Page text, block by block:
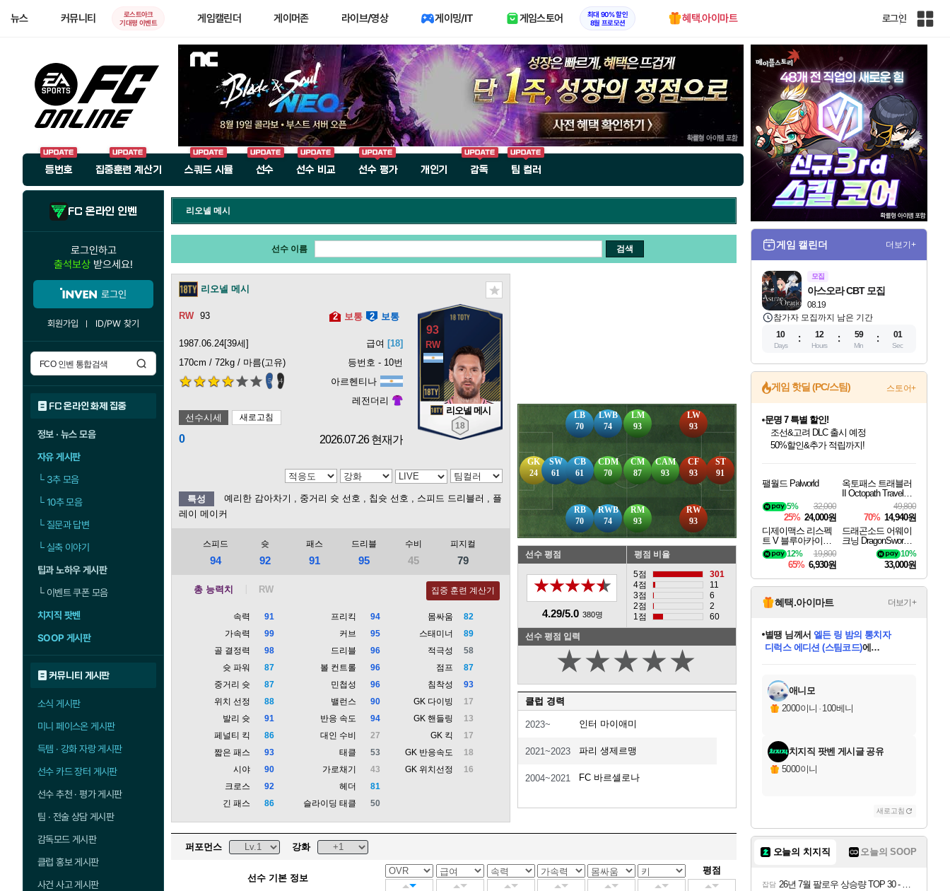
뉴스 커뮤니티
로스트아크
기대평 이벤트
게임캘린더 게이머존 라이브/영상 게이밍/IT 게임스토어
최대 90% 할인
8월 프로모션
혜택.아이마트 로그인
인
등번호 집중훈련 계산기 스쿼드 시뮬 선수 선수 비교 선수 평가 개인기 감독 팀 컬러
FC 온라인 인벤
로그인하고
출석보상 받으세요!
로그인
회원가입 ID/PW 찾기
FC 온라인 화제 집중
정보 · 뉴스 모음
자유 게시판
└3추 모음
└10추 모음
└질문과 답변
└실축 이야기
팁과 노하우 게시판
└이벤트 쿠폰 모음
치지직 팟벤
SOOP 게시판
커뮤니티 게시판
소식 게시판
미니 페이스온 게시판
득템 · 강화 자랑 게시판
선수 카드 장터 게시판
선수 추천 · 평가 게시판
팀 · 전술 상담 게시판
감독모드 게시판
클럽 홍보 게시판
사건 사고 게시판
리오넬 메시
선수 이름 검색
리오넬 메시
93 2 보통 2 보통
1987.06.24[39세] 급여 [18]
170cm / 72kg / 마름(고유)
등번호 - 10번
5 4
아르헨티나
레전더리
선수시세
새로고침
0 2026.07.26 현재가
93
리오넬 메시
18
특성 예리한 감아차기 , 중거리 슛 선호 , 칩슛 선호 , 스피드 드리블러
, 플
레이 메이커
스피드
94
슛
92
패스
91
드리블
95
수비
45
피지컬
79
총 능력치 집중 훈련 계산기
속력
91
가속력
99
골 결정력
98
슛 파워
87
중거리 슛
87
위치 선정
88
발리 슛
91
페널티 킥
86
짧은 패스
93
시야
90
크로스
92
긴 패스
86
프리킥
94
커브
95
드리블
96
볼 컨트롤
96
민첩성
96
밸런스
90
반응 속도
94
대인 수비
27
태클
53
가로채기
43
헤더
81
슬라이딩 태클
50
몸싸움
82
스태미너
89
적극성
58
점프
87
침착성
93
GK 다이빙
17
GK 핸들링
13
GK 킥
17
GK 반응속도
18
GK 위치선정
16
GK
24
SW
61
RWB
74
RB
70
CB
61
LB
70
LWB
74
CDM
70
RM
93
CM
87
LM
93
CAM
93
LW
93
CF
93
RW
93
ST
91
선수 평점
★★★★★
4.29/5.0 380명
평점 비율
5점
301
4점
11
3점
6
2점
2
1점
60
선수 평점 입력
★★★★★
클럽 경력
2023~ 인터 마이애미
2021~2023 파리 생제르맹
2004~2021 FC 바르셀로나
퍼포먼스 강화
선수 기본 정보
평점
게임 캘린더 더보기+
모집
08.19
아스오라 CBT 모집
참가자 모집까지 남은 기간
10
Days
12
Hours
59
Min
00
Sec
게임 핫딜 (PC/스팀) 스토어+
최대 90% 할인가를 만나보세요!
네이버혜택과 함께 만나보세요!
문명 7 특별 할인!
조선&고려 DLC 출시 예정
50%할인&추가 적립까지!
마블 투혼 파이팅 소울즈 정식출시!
마블 히어로 총 출동&화려한 격투!
이니&베니 혜택까지!
네이버 혜택가와 함께 예약하세요!
할인&네이버혜택으로 만나보세요!
네이버페이 혜택과 만나보세요!
40주년 프로모션으로 만나보세요!
할인가에 만나보세요!
일부 에디션 상시 할인!
혜택으로 예약 판매 중
편안하게 충전하세요
팰월드 Palworld
32,000
5%
25% 24,000원
옥토패스 트래블러
II Octopath Traveler I
49,800
70% 14,940원
디제이맥스 리스펙
트 V 블루아카이브
팩 DJMAX RESPE
CT V Blue Archive P
ack DLC
19,800
12%
65% 6,930원
드래곤소드 어웨이
크닝 DragonSword A
10%
33,000원
혜택.아이마트 더보기+
교환.
당첨되셨습니다.
니코 님께서 (본편포함) 데이브 더
다이버 인 더 정글 번들 (스팀코드)
당첨되셨습니다.
당첨되셨습니다.
당첨되셨습니다.
당첨되셨습니다.
당첨되셨습니다.
에디션 (스팀코드)
당첨되셨습니다.
애니모
2000이니 · 100베니
치지직 팟벤 게시글 공유
5000이니
새로고침
오늘의 치지직 오늘의 SOOP
잡담 26년 7월 팔로우 상승량 TOP 30 - 월간 치지직